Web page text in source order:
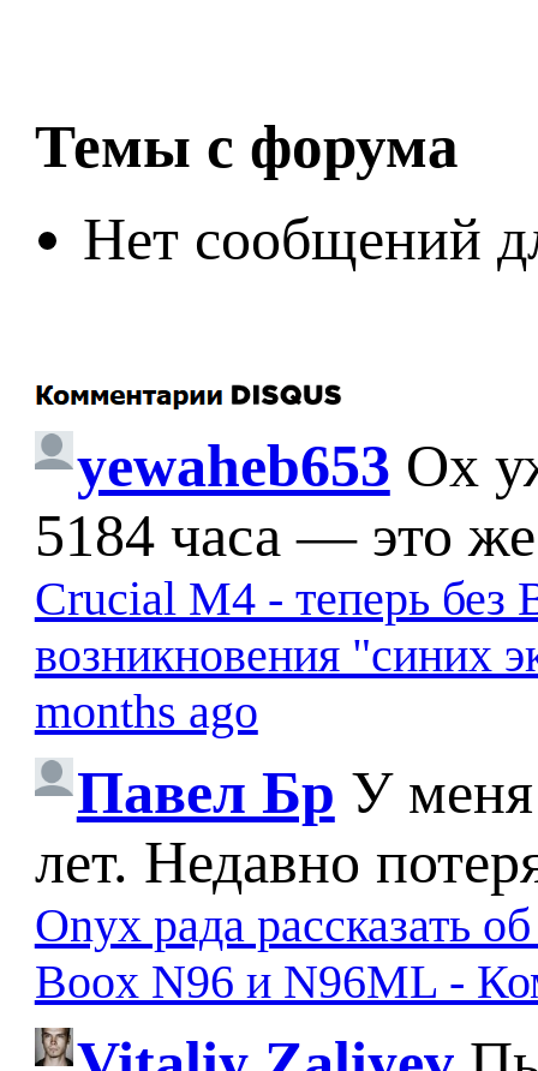
Темы с форума
Нет сообщений
yewaheb653 Ох
5184 часа — это
Crucial M4 - теперь без
возникновения "синих
months ago
Павел Бр У меня
лет. Недавно
Onyx рада рассказать
Boox N96 и N96ML -